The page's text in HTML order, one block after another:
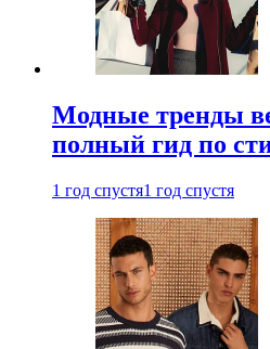
Модные тренды
полный гид по
1 год спустя1 год спустя